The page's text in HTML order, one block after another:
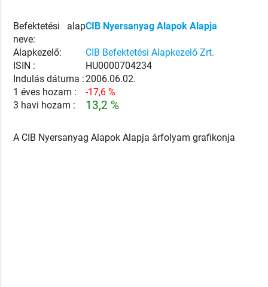
Befektetési alap
neve:
CIB Nyersanyag Alapok Alapja
Alapkezelő:
CIB Befektetési Alapkezelő Zrt.
ISIN :
HU0000704234
Indulás dátuma :2006.06.02.
1 éves hozam :
-17,6 %
3 havi hozam :
13,2 %
A CIB Nyersanyag Alapok Alapja árfolyam grafikonja